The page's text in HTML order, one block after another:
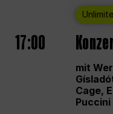
17:00
mit
Cage,
Puccini